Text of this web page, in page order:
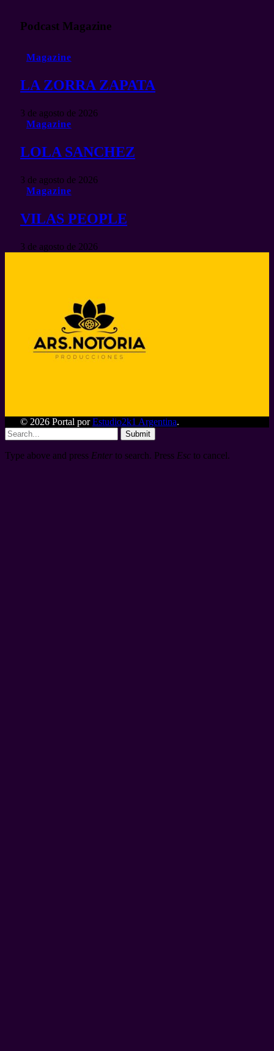
Podcast Magazine
Magazine
LA ZORRA ZAPATA
3 de agosto de 2026
Magazine
LOLA SANCHEZ
3 de agosto de 2026
Magazine
VILAS PEOPLE
3 de agosto de 2026
© 2026 Portal porEstudio2k1 Argentina.
Submit
Type above and press Enter to search. Press Esc to cancel.